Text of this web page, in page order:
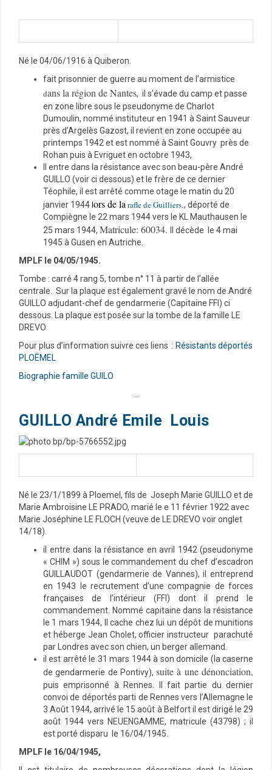
Né le 04/06/1916 à Quiberon.
fait prisonnier de guerre au moment de l’armistice
dans la région de Nantes, il s’évade du camp et passe
en zone libre sous le pseudonyme de Charlot
Dumoulin, nommé instituteur en 1941 à Saint Sauveur
près d’Argelès Gazost, il revient en zone occupée au
printemps 1942 et est nommé à Saint Gouvry près de
Rohan puis à Evriguet en octobre 1943,
Il entre dans la résistance avec son beau-père André
GUILLO (voir ci dessous) et le frère de ce dernier
Téophile, il est arrêté comme otage le matin du 20
janvier 1944 ors de la rafle de Guilliers., déporté de
Compiègne le 22 mars 1944 vers le KL Mauthausen le
25 mars 1944, Matricule: 60034.
Il décède le 4 mai
1945 à Gusen en Autriche.
MPLF le 04/05/1945.
Tombe : carré 4 rang 5, tombe n° 11 à partir de l’allée
centrale. Sur la plaque est également gravé le nom de André
GUILLO adjudant-chef de gendarmerie (Capitaine FFI) ci
dessous. La plaque est posée sur la tombe de la famille LE
DREVO.
Pour plus d’information suivre ces liens : Résistants déportés
PLOËMEL
Biographie famille GUILO
GUILLO André Emile Louis
Né le 23/1/1899 à Ploemel, fils de Joseph Marie GUILLO et de
Marie Ambroisine LE PRADO, marié le e 11 février 1922 avec
Marie Joséphine LE FLOCH (veuve de LE DREVO voir onglet
14/18).
il entre dans la résistance en avril 1942 (pseudonyme
« CHIM ») sous le commandement du chef d’escadron
GUILLAUDOT (gendarmerie de Vannes), il entreprend
en 1943 le recrutement d’une compagnie de forces
françaises de l’intérieur (FFI) dont il prend le
commandement. Nommé capitaine dans la résistance
le 1 mars 1944,
cache chez lui un dépôt de munitions
et héberge Jean Cholet, officier instructeur parachuté
par Londres avec son chien, un berger allemand.
il est arrêté le 31 mars 1944 à son domicile ( la caserne
de gendarmerie de Pontivy),suite à une dénonciation,
puis emprisonné à Rennes. Il fait partie du dernier
convoi de déportés parti de Rennes vers l’Allemagne le
3 Août 1944, arrivé le 15 août à Belfort il est dirigé le 29
août 1944 vers NEUENGAMME, matricule (43798) ; il
est porté disparu le 16/04/1945.
MPLF le 16/04/1945,